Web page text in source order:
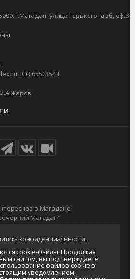
г.Магадан. улица Горького, д.3б, оф.8
ICQ 65503543.
в Магадане
Магадан"
доска объявлений
туристический портал
в отношении обработки
данных
конфиденциальности.
cookie-файлы. Продолжая
сайтом, вы подтверждаете
файлов cookie в
уведомлением,